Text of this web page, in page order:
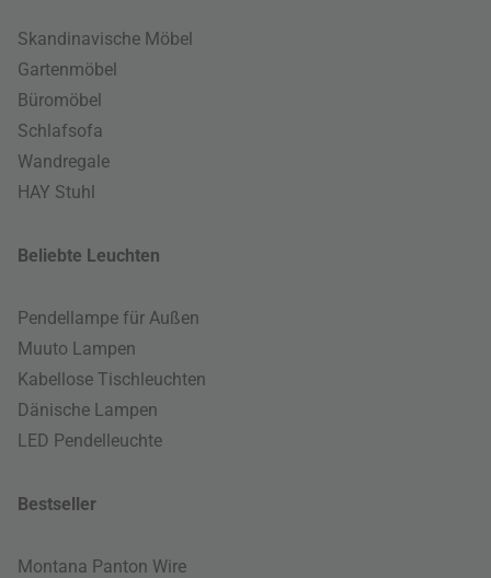
Skandinavische Möbel
Gartenmöbel
Büromöbel
Schlafsofa
Wandregale
HAY Stuhl
Beliebte Leuchten
Pendellampe für Außen
Muuto Lampen
Kabellose Tischleuchten
Dänische Lampen
LED Pendelleuchte
Bestseller
Montana Panton Wire